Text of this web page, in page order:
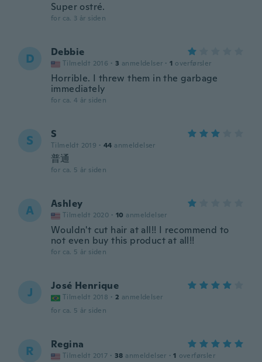
Super ostré.
for ca. 3 år siden
D Debbie
Tilmeldt 2016 · 3 anmeldelser · 1 overførsler
Horrible. I threw them in the garbage
immediately
for ca. 4 år siden
S S
Tilmeldt 2019 · 44 anmeldelser
普通
for ca. 5 år siden
A Ashley
Tilmeldt 2020 · 10 anmeldelser
Wouldn't cut hair at all!! I recommend to
not even buy this product at all!!
for ca. 5 år siden
J José Henrique
Tilmeldt 2018 · 2 anmeldelser
for ca. 5 år siden
R Regina
Tilmeldt 2017 · 38 anmeldelser · 1 overførsler